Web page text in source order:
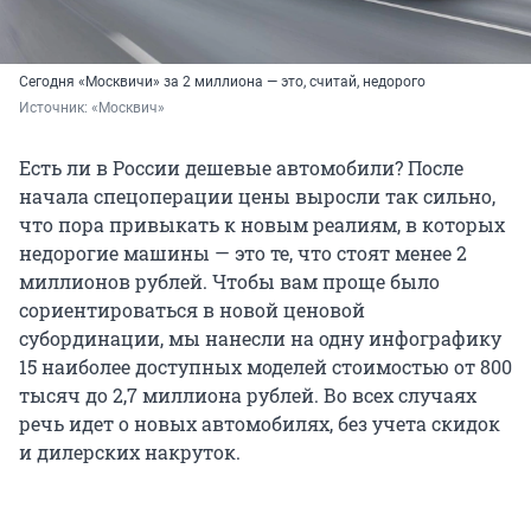
Сегодня «Москвичи» за 2 миллиона — это, считай, недорого
Источник: «Москвич»
Есть ли в России дешевые автомобили? После
начала спецоперации цены выросли так сильно,
что пора привыкать к новым реалиям, в которых
недорогие машины — это те, что стоят менее 2
миллионов рублей. Чтобы вам проще было
сориентироваться в новой ценовой
субординации, мы нанесли на одну инфографику
15 наиболее доступных моделей стоимостью от 800
тысяч до 2,7 миллиона рублей. Во всех случаях
речь идет о новых автомобилях, без учета скидок
и дилерских накруток.